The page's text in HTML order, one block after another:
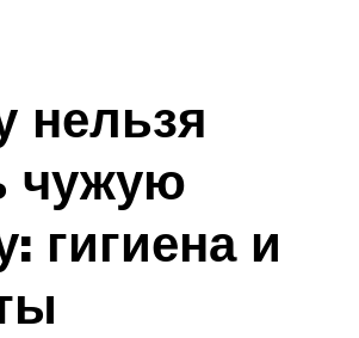
нельзя
чужую
гигиена и